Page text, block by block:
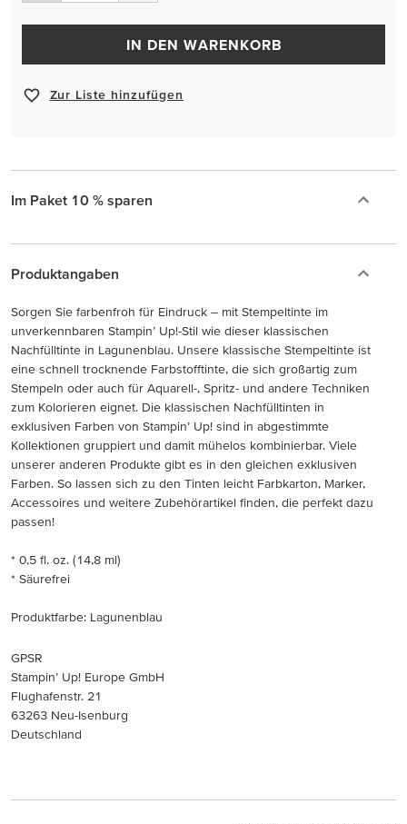
IN DEN WARENKORB
Zur Liste hinzufügen
Im Paket 10 % sparen
Produktangaben
Sorgen Sie farbenfroh für Eindruck – mit Stempeltinte im
unverkennbaren Stampin’ Up!-Stil wie dieser klassischen
Nachfülltinte in Lagunenblau. Unsere klassische Stempeltinte ist
eine schnell trocknende Farbstofftinte, die sich großartig zum
Stempeln oder auch für Aquarell-, Spritz- und andere Techniken
zum Kolorieren eignet. Die klassischen Nachfülltinten in
exklusiven Farben von Stampin’ Up! sind in abgestimmte
Kollektionen gruppiert und damit mühelos kombinierbar. Viele
unserer anderen Produkte gibt es in den gleichen exklusiven
Farben. So lassen sich zu den Tinten leicht Farbkarton, Marker,
Accessoires und weitere Zubehörartikel finden, die perfekt dazu
passen!
* 0,5 fl. oz. (14,8 ml)
* Säurefrei
Produktfarbe: Lagunenblau
GPSR
Stampin’ Up! Europe GmbH
Flughafenstr. 21
63263 Neu-Isenburg
Deutschland